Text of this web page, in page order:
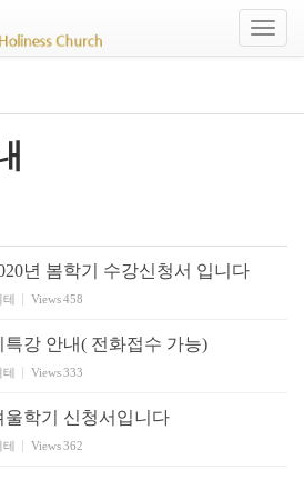
Toggle
년 봄학기 수강신청서 입니다
테 Views458
강 안내( 전화접수 가능)
테 Views333
울학기 신청서입니다
테 Views362